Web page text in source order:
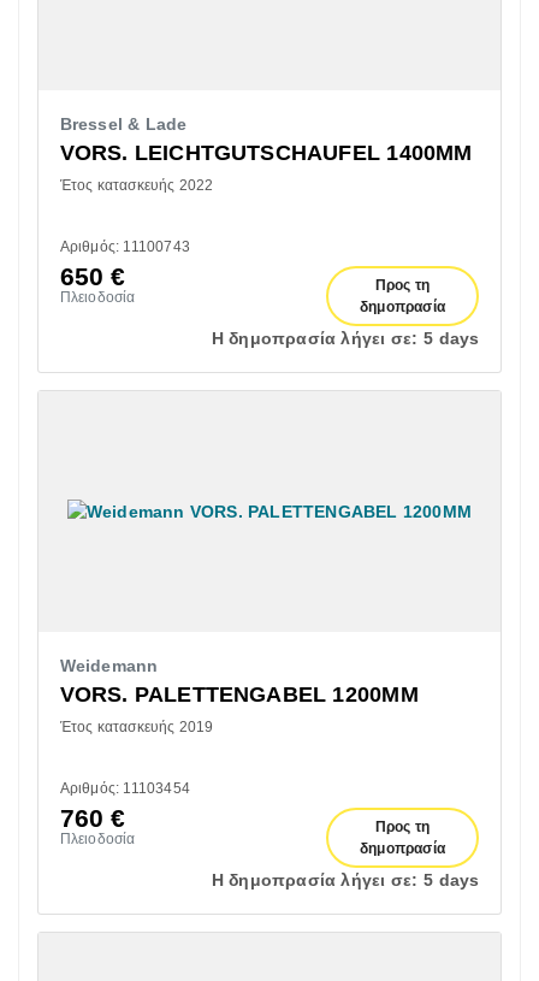
Bressel & Lade
VORS. LEICHTGUTSCHAUFEL 1400MM
Έτος κατασκευής 2022
Αριθμός: 11100743
650€
Πλειοδοσία
Προς τη
δημοπρασία
Η δημοπρασία λήγει σε: 5 days
Weidemann
VORS. PALETTENGABEL 1200MM
Έτος κατασκευής 2019
Αριθμός: 11103454
760€
Πλειοδοσία
Προς τη
δημοπρασία
Η δημοπρασία λήγει σε: 5 days